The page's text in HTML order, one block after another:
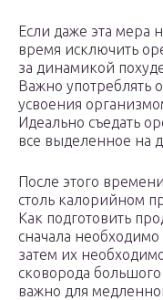
Если даже эта мера
время исключить
за динамикой
Важно употреблять
усвоения
Идеально съедать
все выделенное на
После этого
столь калорийном
Как подготовить
сначала необходимо
затем их
сковорода
важно для